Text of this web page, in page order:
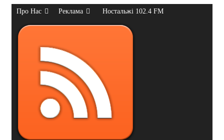
Про Нас Реклама Ностальжі 102.4 FM